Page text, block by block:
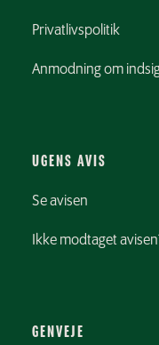
Privatlivspolitik
Anmodning om
UGENS AVIS
Se avisen
Ikke modtaget
GENVEJE